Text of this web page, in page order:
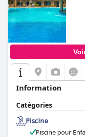
Information
Catégories
Piscine
Piscine pour